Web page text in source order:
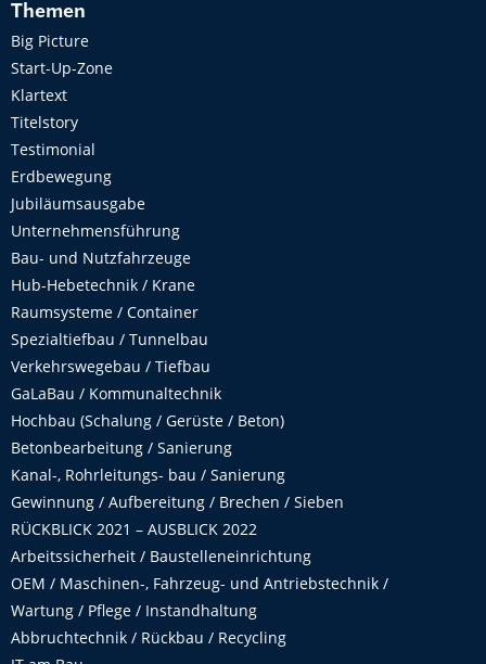
Themen
Big Picture
Start-Up-Zone
Klartext
Titelstory
Testimonial
Erdbewegung
Jubiläumsausgabe
Unternehmensführung
Bau- und Nutzfahrzeuge
Hub-Hebetechnik / Krane
Raumsysteme / Container
Spezialtiefbau / Tunnelbau
Verkehrswegebau / Tiefbau
GaLaBau / Kommunaltechnik
Hochbau (Schalung / Gerüste / Beton)
Betonbearbeitung / Sanierung
Kanal-, Rohrleitungs- bau / Sanierung
Gewinnung / Aufbereitung / Brechen / Sieben
RÜCKBLICK 2021 – AUSBLICK 2022
Arbeitssicherheit / Baustelleneinrichtung
OEM / Maschinen-, Fahrzeug- und Antriebstechnik /
Wartung / Pflege / Instandhaltung
Abbruchtechnik / Rückbau / Recycling